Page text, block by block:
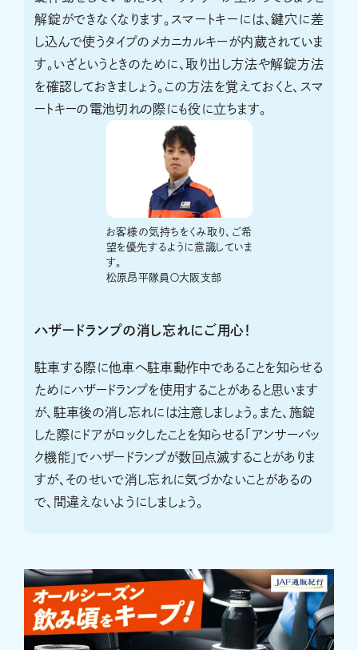
解錠ができなくなります。スマートキーには、鍵穴に差
し込んで使うタイプのメカニカルキーが内蔵されていま
す。いざというときのために、取り出し方法や解錠方法
を確認しておきましょう。この方法を覚えておくと、スマ
ートキーの電池切れの際にも役に立ちます。
お客様の気持ちをくみ取り、ご希
望を優先するように意識していま
す。
松原昂平隊員〇大阪支部
ハザードランプの消し忘れにご用心！
駐車する際に他車へ駐車動作中であることを知らせる
ためにハザードランプを使用することがあると思います
が、駐車後の消し忘れには注意しましょう。また、施錠
した際にドアがロックしたことを知らせる「アンサーバッ
ク機能」でハザードランプが数回点滅することがありま
すが、そのせいで消し忘れに気づかないことがあるの
で、間違えないようにしましょう。